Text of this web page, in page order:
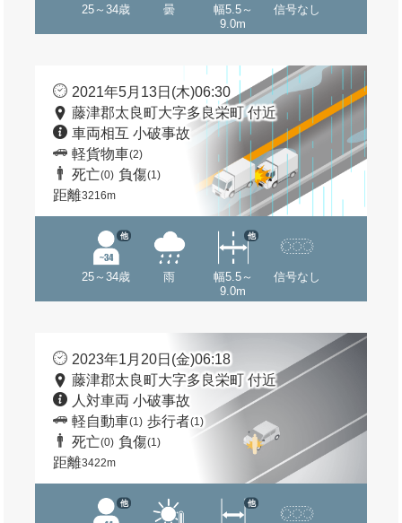
25～34歳 曇
幅5.5～
9.0m
信号なし
2021年5月13日(木)06:30
藤津郡太良町大字多良栄町 付近
車両相互 小破事故
軽貨物車(2)
死亡(0) 負傷(1)
距離3216m
25～34歳
他
雨
幅5.5～
9.0m
他
信号なし
2023年1月20日(金)06:18
藤津郡太良町大字多良栄町 付近
人対車両 小破事故
軽自動車(1) 歩行者(1)
死亡(0) 負傷(1)
距離3422m
他 他